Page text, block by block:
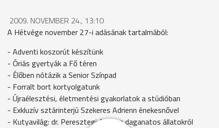
2009. NOVEMBER 24., 13:10
A Hétvége november 27-i adásának tartalmából:
- Adventi koszorút készítünk
- Óriás gyertyák a Fő téren
- Élőben nótázik a Senior Színpad
- Forralt bort kortyolgatunk
- Újraélesztési, életmentési gyakorlatok a stúdióban
- Exkluzív sztárinterjú Szekeres Adrienn énekesnővel
- Kutyavilág: dr. Peresztegi Attila a daganatos állatokról